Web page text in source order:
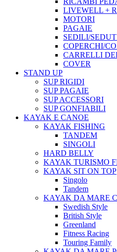
LIVEWELL +
MOTORI
PAGAIE
SEDILI/
COPERCHI/
CARRELLI
COVER
STAND UP
SUP RIGIDI
SUP PAGAIE
SUP ACCESSORI
SUP GONFIABILI
KAYAK E CANOE
KAYAK FISHING
TANDEM
SINGOLI
HARD BELLY
KAYAK TURISMO
KAYAK SIT ON TOP
Singolo
Tandem
KAYAK DA MARE
Swedish Style
British Style
Greenland
Fitness Racing
Touring Family